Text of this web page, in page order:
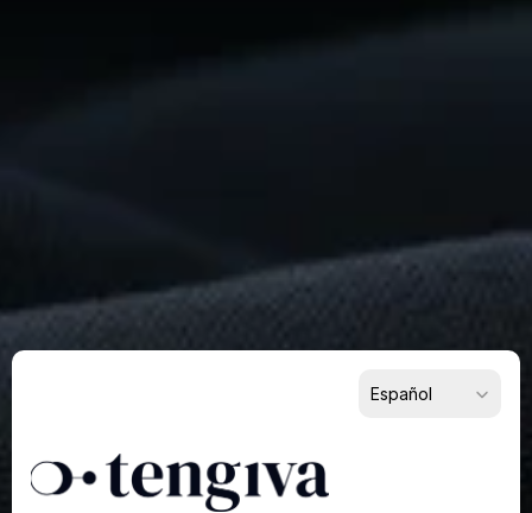
ConstruirAlgo
Para Compradores
Español